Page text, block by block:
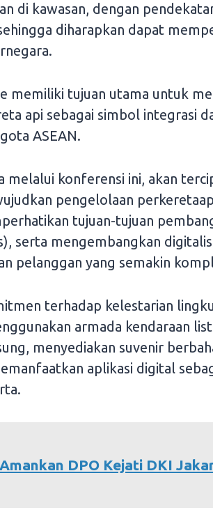
di kawasan, dengan
diharapkan dapat
memiliki tujuan utama untuk
api sebagai simbol integrasi
ASEAN.
melalui konferensi ini, akan
pengelolaan
tujuan-tujuan
serta mengembangkan
pelanggan yang semakin
terhadap kelestarian
armada kendaraan
menyediakan suvenir
aplikasi digital
DPO Kejati DKI